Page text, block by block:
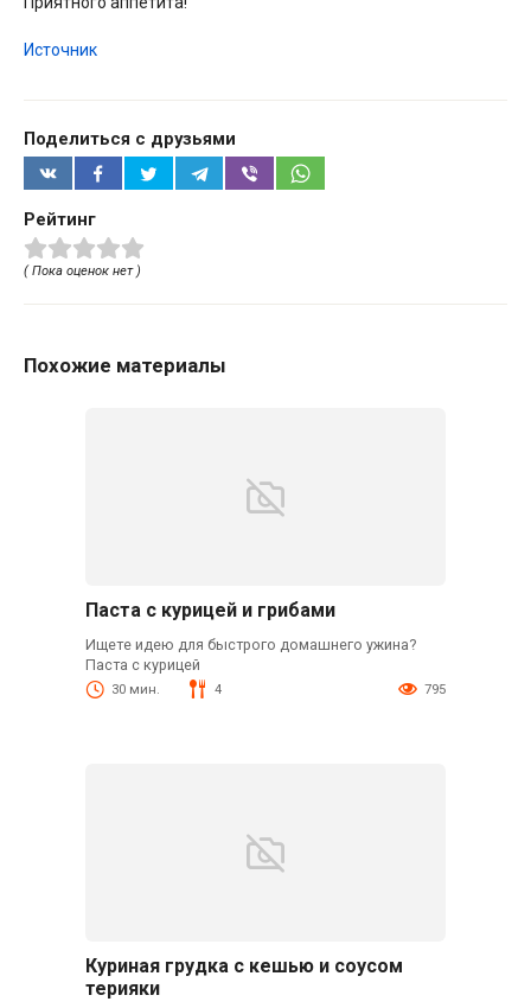
Источник
Поделиться с друзьями
Рейтинг
( Пока оценок нет )
Похожие материалы
Паста с курицей и грибами
Ищете идею для быстрого домашнего ужина?
Паста с курицей
30 мин. 4 795
Куриная грудка с кешью и соусом
терияки